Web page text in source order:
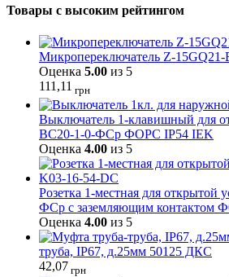
Товары с высоким рейтингом
Микропереключатель Z-
Оценка 5.00 из 5
111,11 грн
Выключатель 1-клавишный для
ВС20-1-0-ФСр ФОРС IP54 IEK
Оценка 4.00 из 5
Розетка 1-местная для открытой
ФСр с заземляющим контактом
Оценка 4.00 из 5
труба, IP67, д.25мм 50125 ДКС
42,07 грн